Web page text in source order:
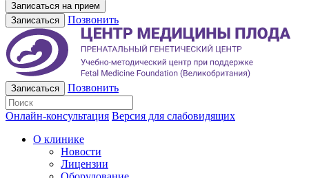
Записаться на прием
Записаться
Позвонить
Записаться Позвонить
Онлайн-консультация Версия для слабовидящих
О клинике
Новости
Лицензии